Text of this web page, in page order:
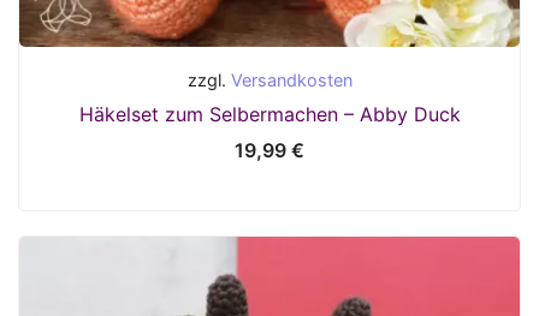
zzgl. Versandkosten
Häkelset zum Selbermachen – Abby Duck
19,99 €